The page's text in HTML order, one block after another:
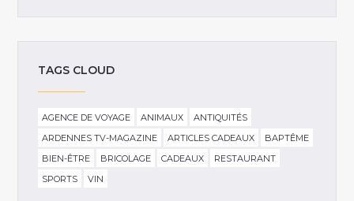
TAGS CLOUD
AGENCE DE VOYAGE ANIMAUX
ANTIQUITÉS
ARDENNES TV-MAGAZINE
ARTICLES CADEAUX
BAPTÊME
BIEN-ÊTRE
BRICOLAGE CADEAUX
RESTAURANT
SPORTS
VIN